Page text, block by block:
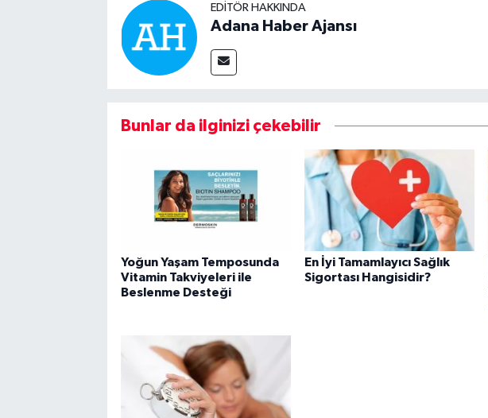
EDITÖR HAKKINDA
Adana Haber Ajansı
Bunlar da ilginizi çekebilir
Yoğun Yaşam Temposunda
Vitamin Takviyeleri ile
Beslenme Desteği
En İyi Tamamlayıcı Sağlık
Sigortası Hangisidir?